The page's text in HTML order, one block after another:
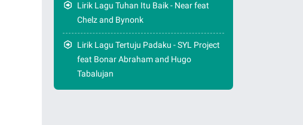
Lirik Lagu Tuhan Itu Baik - Near feat
Chelz and Bynonk
Lirik Lagu Tertuju Padaku - SYL Project
feat Bonar Abraham and Hugo
Tabalujan